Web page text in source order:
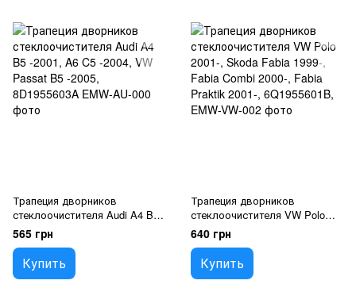
Трапеция дворников
стеклоочистителя Audi A4 B5
-2001, A6 C5 -2004, VW Passat
B5 -2005, 8D1955603A
565 грн
Купить
Трапеция дворников
стеклоочистителя VW Polo
2001-, Skoda Fabia 1999-, Fabia
Combi 2000-, Fabia Praktik
2001-, 6Q1955601B,
640 грн
Купить